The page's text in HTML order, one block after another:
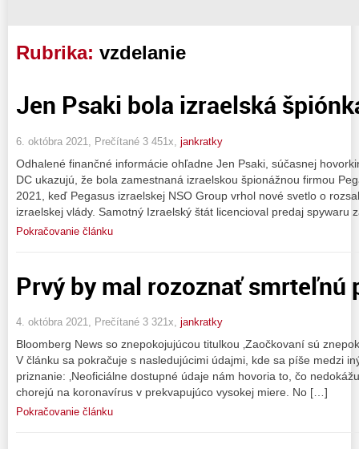
Rubrika: vzdelanie
Jen Psaki bola izraelská
6. októbra 2021, Prečítané 3 451x, jankratky
Odhalené finančné informácie ohľadne Jen Psaki, súčasnej
DC ukazujú, že bola zamestnaná izraelskou špionážnou firmou
2021, keď Pegasus izraelskej NSO Group vrhol nové svetlo o
izraelskej vlády. Samotný Izraelský štát licencioval predaj spywaru
Pokračovanie článku
Prvý by mal rozoznať smrteľnú
4. októbra 2021, Prečítané 3 321x, jankratky
Bloomberg News so znepokojujúcou titulkou ‚Zaočkovaní sú
V článku sa pokračuje s nasledujúcimi údajmi, kde sa píše medzi
priznanie: ‚Neoficiálne dostupné údaje nám hovoria to, čo
chorejú na koronavírus v prekvapujúco vysokej miere. No […]
Pokračovanie článku